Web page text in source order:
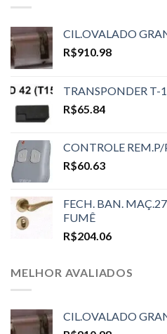
CIL.OVALADO
R$910.98
TRANSPONDER T-
R$65.84
CONTROLE
R$60.63
FECH. BAN.
FUMÊ
R$204.06
MELHOR AVALIADOS
CIL.OVALADO